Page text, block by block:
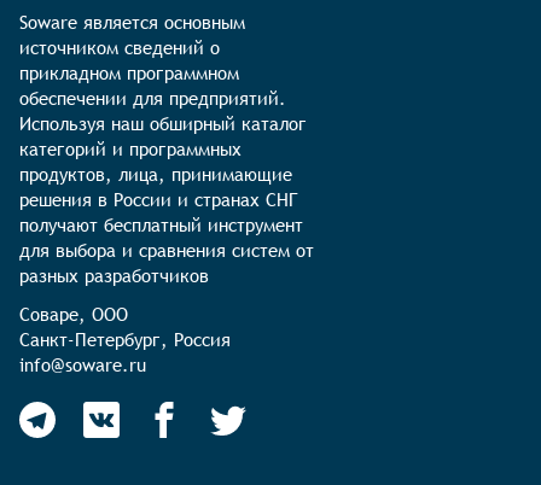
Soware является основным
источником сведений о
прикладном программном
обеспечении для предприятий.
Используя наш обширный каталог
категорий и программных
продуктов, лица, принимающие
решения в России и странах СНГ
получают бесплатный инструмент
для выбора и сравнения систем от
разных разработчиков
Соваре, ООО
Санкт-Петербург, Россия
info@soware.ru